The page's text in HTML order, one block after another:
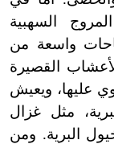
السهبية
واسعة من
القصيرة
عليها، ويعيش
مثل غزال
البرية. ومن